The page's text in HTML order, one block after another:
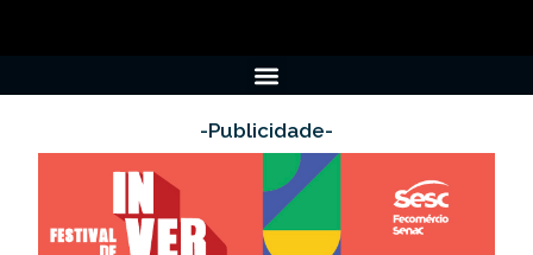
-Publicidade-